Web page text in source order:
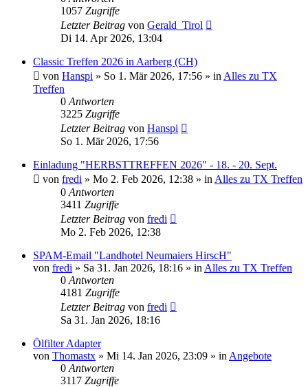
1057 Zugriffe
Letzter Beitrag von Gerald_Tirol
Di 14. Apr 2026, 13:04
Classic Treffen 2026 in Aarberg (CH)
von Hanspi » So 1. Mär 2026, 17:56 » in Alles zu TX
Treffen
0 Antworten
3225 Zugriffe
Letzter Beitrag von Hanspi
So 1. Mär 2026, 17:56
Einladung "HERBSTTREFFEN 2026" - 18. - 20. Sept.
von fredi » Mo 2. Feb 2026, 12:38 » in Alles zu TX Treffen
0 Antworten
3411 Zugriffe
Letzter Beitrag von fredi
Mo 2. Feb 2026, 12:38
SPAM-Email "Landhotel Neumaiers HirscH"
von fredi » Sa 31. Jan 2026, 18:16 » in Alles zu TX Treffen
0 Antworten
4181 Zugriffe
Letzter Beitrag von fredi
Sa 31. Jan 2026, 18:16
Ölfilter Adapter
von Thomastx » Mi 14. Jan 2026, 23:09 » in Angebote
0 Antworten
3117 Zugriffe